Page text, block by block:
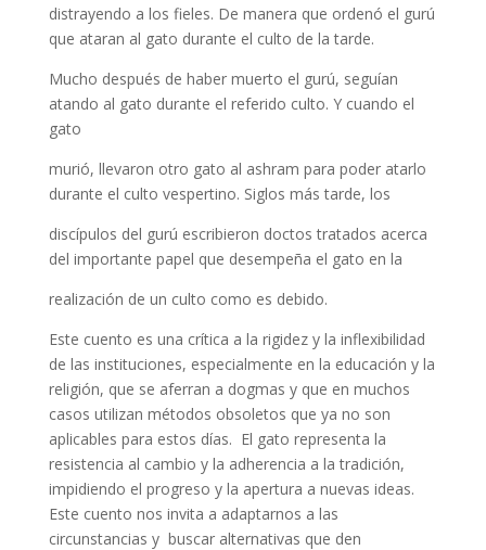
distrayendo a los fieles. De manera que ordenó el gurú
que ataran al gato durante el culto de la tarde.
Mucho después de haber muerto el gurú, seguían
atando al gato durante el referido culto. Y cuando el
gato
murió, llevaron otro gato al ashram para poder atarlo
durante el culto vespertino. Siglos más tarde, los
discípulos del gurú escribieron doctos tratados acerca
del importante papel que desempeña el gato en la
realización de un culto como es debido.
Este cuento es una crítica a la rigidez y la inflexibilidad
de las instituciones, especialmente en la educación y la
religión, que se aferran a dogmas y que en muchos
casos utilizan métodos obsoletos que ya no son
aplicables para estos días. El gato representa la
resistencia al cambio y la adherencia a la tradición,
impidiendo el progreso y la apertura a nuevas ideas.
Este cuento nos invita a adaptarnos a las
circunstancias y buscar alternativas que den